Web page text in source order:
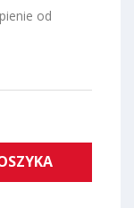
od